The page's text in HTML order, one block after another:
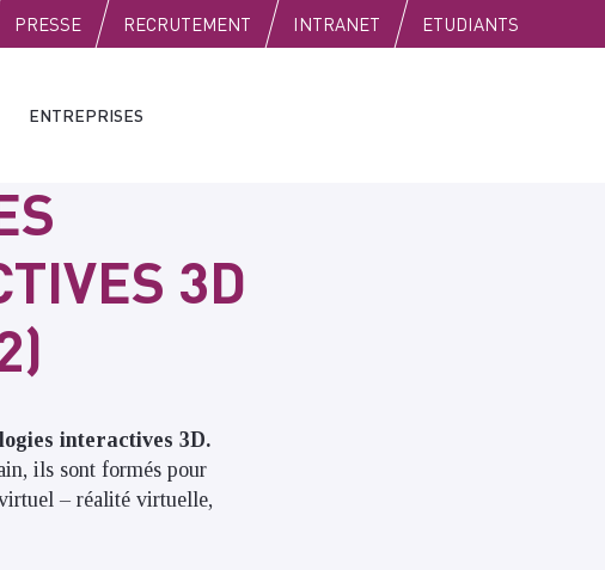
PRESSE RECRUTEMENT INTRANET ETUDIANTS
ENTREPRISES
3D
interactives 3D.
ils sont formés pour
– réalité virtuelle,